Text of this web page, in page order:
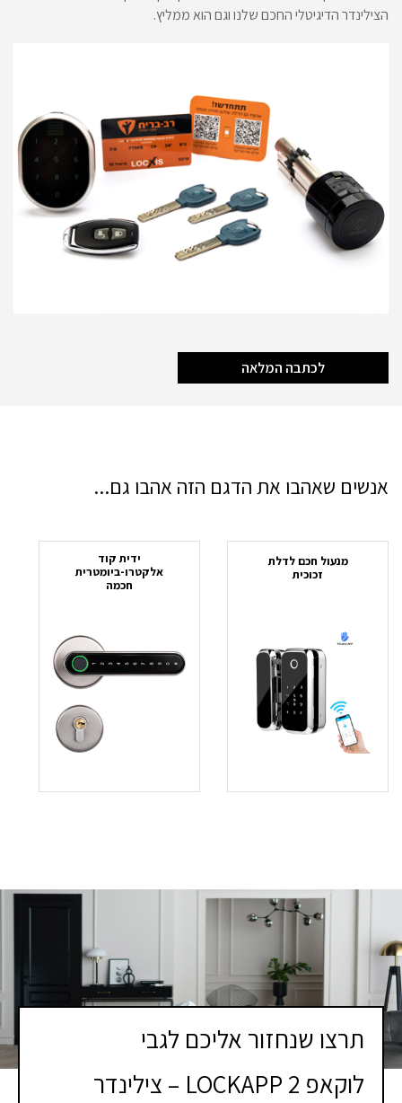
הצילינדר הדיגיטלי החכם שלנו וגם הוא ממליץ.
לכתבה המלאה
אנשים שאהבו את הדגם הזה אהבו גם...
מנעול חכם לדלת
זכוכית
ידית קוד
אלקטרו-ביומטרית
חכמה
תרצו שנחזור אליכם לגבי
לוקאפ 2 LOCKAPP – צילינדר